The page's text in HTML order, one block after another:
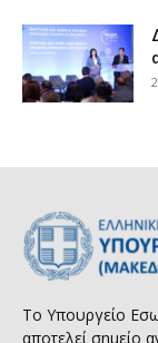
Το Υπουργείο
αποτελεί σημείο